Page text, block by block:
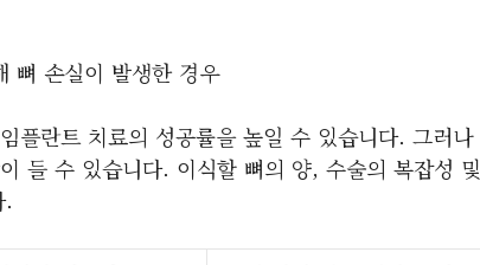
뼈 손실이 발생한 경우
플란트 치료의 성공률을 높일 수 있습니다. 그러나
들 수 있습니다. 이식할 뼈의 양, 수술의 복잡성 및
.